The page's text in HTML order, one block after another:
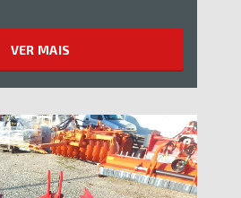
VER MAIS